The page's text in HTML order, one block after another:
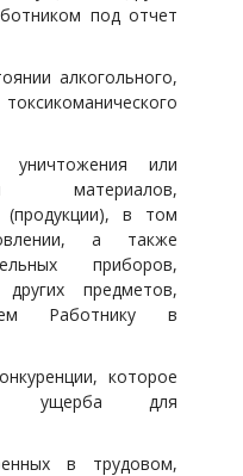
под отчет
алкогольного,
уничтожения или
материалов,
(продукции), в том
а также
приборов,
предметов,
Работнику в
которое
ущерба для
в трудовом,